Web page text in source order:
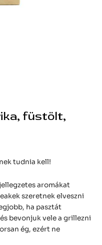
füstölt,
tudnia kell!
aromákat
szeretnek elveszni
ha pasztát
bevonjuk vele a grillezni
ég, ezért ne